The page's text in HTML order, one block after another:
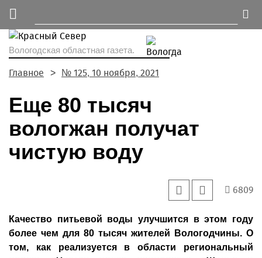
Вологодская областная газета.
Главное № 125, 10 ноября, 2021
Еще 80 тысяч
вологжан получат
чистую воду
6809
Качество питьевой воды улучшится в этом году
более чем для 80 тысяч жителей Вологодчины. О
том, как реализуется в области региональный